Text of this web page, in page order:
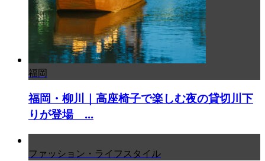
福岡
福岡・柳川｜高座椅子で楽しむ夜の貸切川下
りが登場 ...
ファッション・ライフスタイル